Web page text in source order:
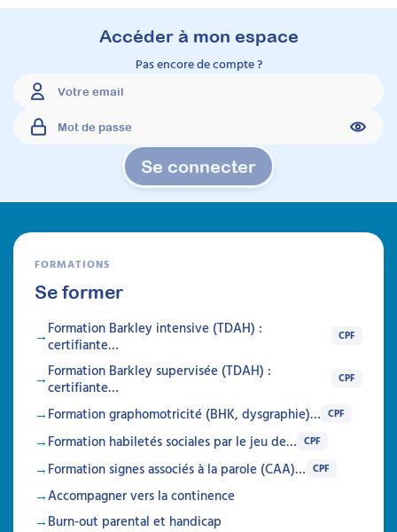
Inscriptions ouvertes
À découvrir
Prise en charge de la
douleur et des soins chez la
personne porteuse d’un
TND
Accéder à mon espace
Pas encore de compte ?
Se connecter
FORMATIONS
Se former
Formation Barkley intensive (TDAH) :
certifiante…
CPF
Formation Barkley supervisée (TDAH) :
certifiante…
CPF
Formation graphomotricité (BHK, dysgraphie)… CPF
Formation habiletés sociales par le jeu de… CPF
Formation signes associés à la parole (CAA)… CPF
Accompagner vers la continence
Burn-out parental et handicap